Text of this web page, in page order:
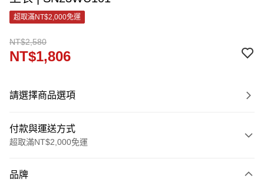
超取滿NT$2,000免運
NT$2,580
NT$1,806
請選擇商品選項
付款與運送方式
超取滿NT$2,000免運
品牌